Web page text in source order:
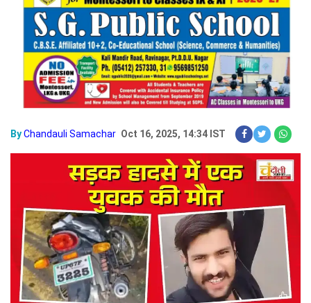
ByChandauli Samachar Oct 16, 2025, 14:34 IST